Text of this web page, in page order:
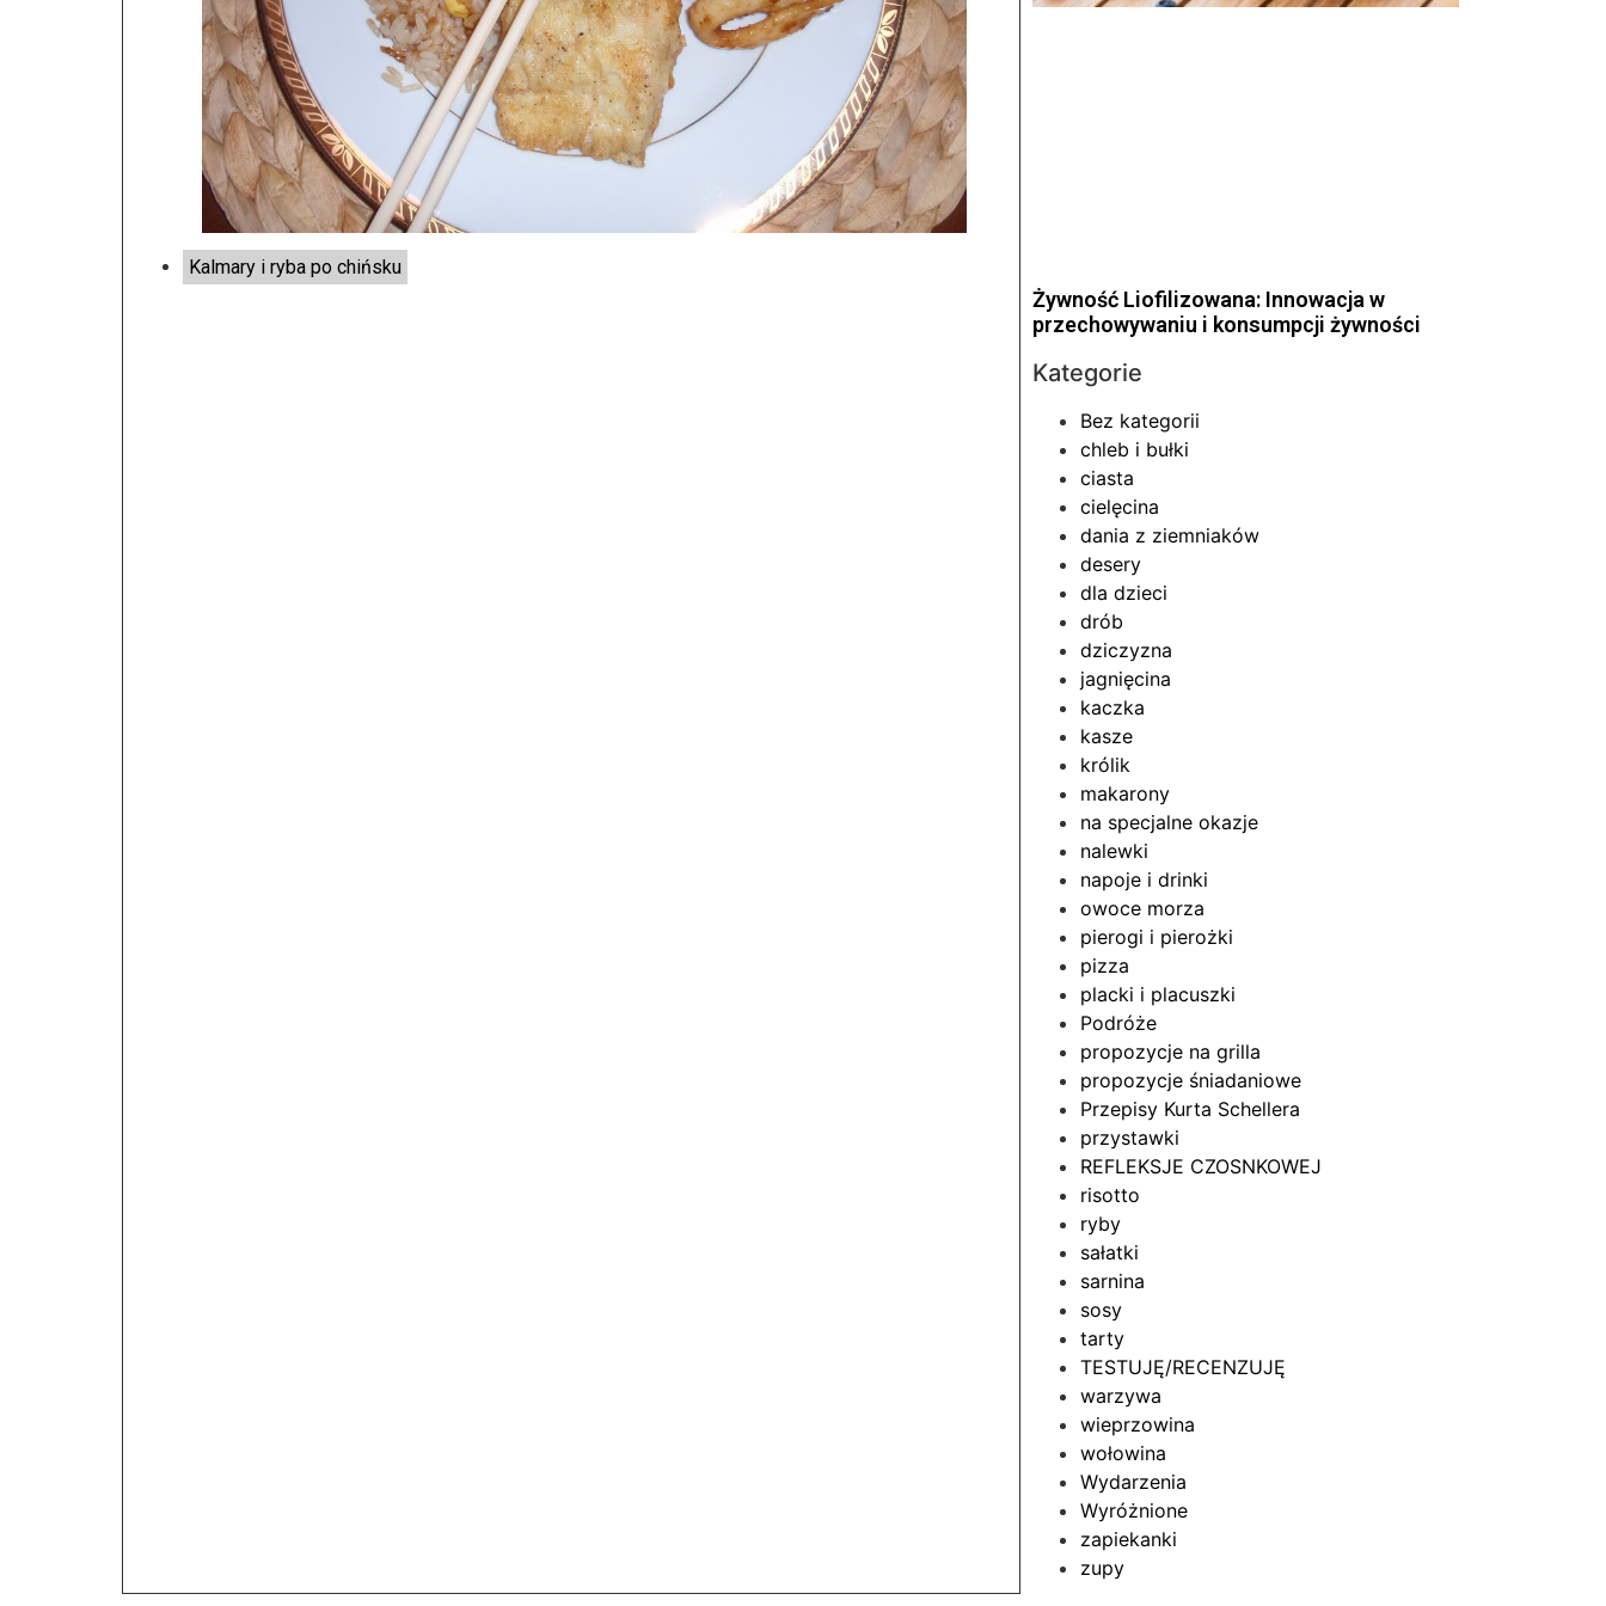
Kalmary i ryba po chińsku
Żywność Liofilizowana: Innowacja w
przechowywaniu i konsumpcji żywności
Kategorie
Bez kategorii
chleb i bułki
ciasta
cielęcina
dania z ziemniaków
desery
dla dzieci
drób
dziczyzna
jagnięcina
kaczka
kasze
królik
makarony
na specjalne okazje
nalewki
napoje i drinki
owoce morza
pierogi i pierożki
pizza
placki i placuszki
Podróże
propozycje na grilla
propozycje śniadaniowe
Przepisy Kurta Schellera
przystawki
REFLEKSJE CZOSNKOWEJ
risotto
ryby
sałatki
sarnina
sosy
tarty
TESTUJĘ/RECENZUJĘ
warzywa
wieprzowina
wołowina
Wydarzenia
Wyróżnione
zapiekanki
zupy